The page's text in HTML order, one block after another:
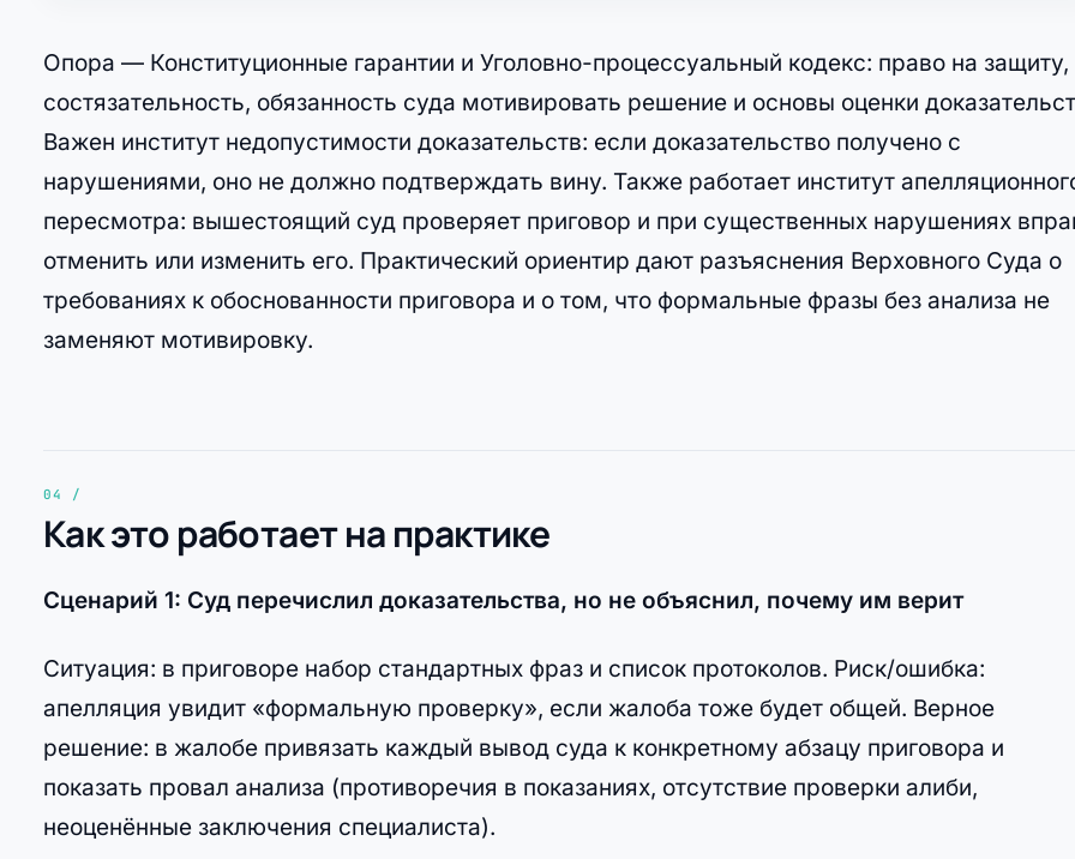
Опора — Конституционные гарантии и Уголовно-процессуальный кодекс: право на защиту,
состязательность, обязанность суда мотивировать решение и основы оценки
Важен институт недопустимости доказательств: если доказательство получено с
нарушениями, оно не должно подтверждать вину. Также работает институт
пересмотра: вышестоящий суд проверяет приговор и при существенных нарушениях
отменить или изменить его. Практический ориентир дают разъяснения Верховного Суда о
требованиях к обоснованности приговора и о том, что формальные фразы без анализа не
заменяют мотивировку.
Как это работает на практике
Сценарий 1: Суд перечислил доказательства, но не объяснил, почему им верит
Ситуация: в приговоре набор стандартных фраз и список протоколов. Риск/ошибка:
апелляция увидит «формальную проверку», если жалоба тоже будет общей. Верное
решение: в жалобе привязать каждый вывод суда к конкретному абзацу приговора и
показать провал анализа (противоречия в показаниях, отсутствие проверки алиби,
неоценённые заключения специалиста).